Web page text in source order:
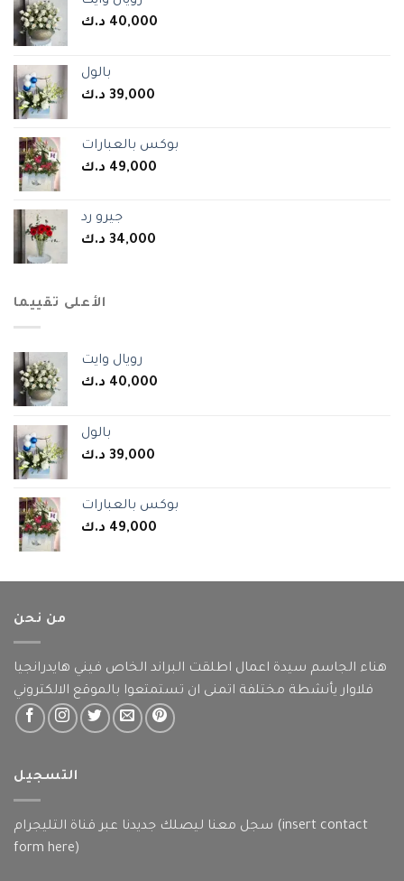
40,000 د.ك
بالول
39,000 د.ك
بوكس بالعبارات
49,000 د.ك
جيرو رد
34,000 د.ك
الأعلى تقييما
رويال وايت
40,000 د.ك
بالول
39,000 د.ك
بوكس بالعبارات
49,000 د.ك
من نحن
هناء الجاسم سيدة اعمال اطلقت البراند الخاص فيني هايدرانجيا
فلاوار يأنشطة مختلفة اتمنى ان تستمتعوا بالموقع الالكتروني
التسجيل
سجل معنا ليصلك جديدنا عبر قناة التليجرام (insert contact
form here)